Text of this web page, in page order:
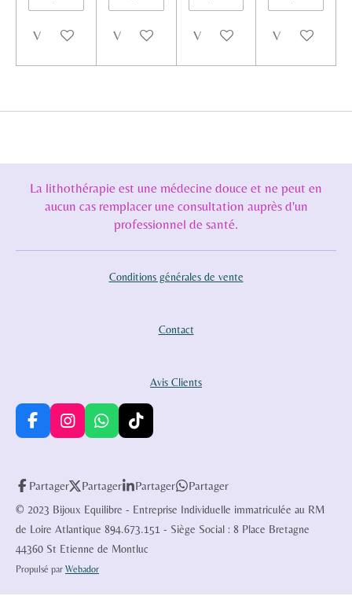
Voir les détails Voir les détails Voir les détails Voir les détails
La lithothérapie est une médecine douce et ne peut en
aucun cas remplacer une consultation auprès d'un
professionnel de santé.
Conditions générales de vente
Contact
Avis Clients
F
a
b
o
k
I
n
a
g
a
m
W
h
s
A
p
T
i
o
k
Partager Partager Partager Partager
© 2023 Bijoux Equilibre - Entreprise Individuelle immatriculée au RM
de Loire Atlantique 894.673.151 - Siège Social : 8 Place Bretagne
44360 St Etienne de Montluc
Propulsé par Webador